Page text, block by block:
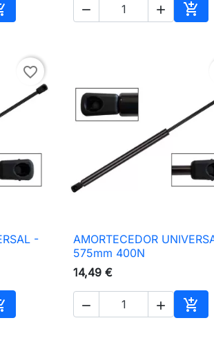
ao carrinho
  
favorite_border
-
ao carrinho
 Vista rápida
AMORTECEDOR
575mm 400N
14,49 €
  